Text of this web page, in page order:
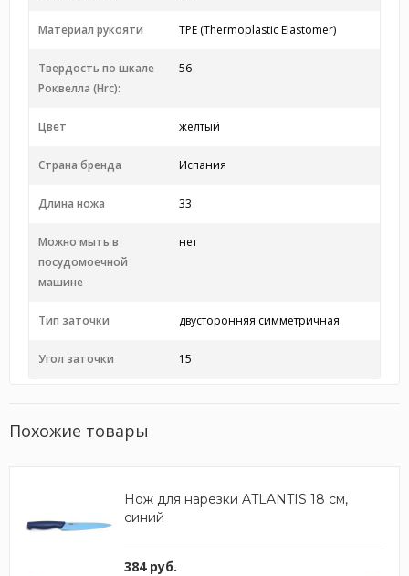
Материал рукояти TPE (Thermoplastic Elastomer)
Твердость по шкале
Роквелла (Hrc):
56
Цвет желтый
Страна бренда Испания
Длина ножа 33
Можно мыть в
посудомоечной
машине
нет
Тип заточки двусторонняя симметричная
Угол заточки 15
Похожие товары
Нож для нарезки ATLANTIS 18 см,
синий
384 руб.